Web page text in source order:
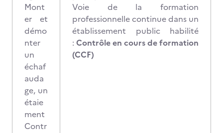
Mont
er et
démo
nter
un
échaf
auda
ge, un
étaie
ment
Contr
Voie de la formation
professionnelle continue dans un
établissement public habilité
: Contrôle en cours de formation
(CCF)